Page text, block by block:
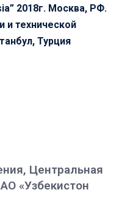
2018г. Москва, РФ.
и технической
Турция
Центральная
«Узбекистон